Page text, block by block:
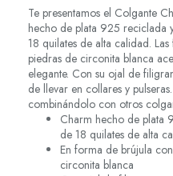
Te presentamos el Colgante
hecho de plata 925 reciclada
18 quilates de alta calidad.
piedras de circonita blanca
elegante. Con su ojal de
de llevar en collares y
combinándolo con otros
Charm hecho de plata
de 18 quilates de alta
En forma de brújula
circonita blanca